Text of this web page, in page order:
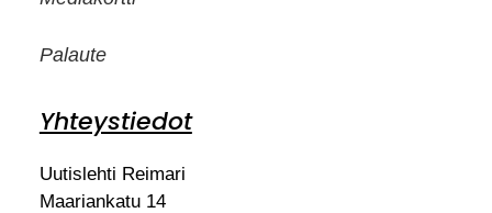
Palaute
Yhteystiedot
Uutislehti Reimari
Maariankatu 14